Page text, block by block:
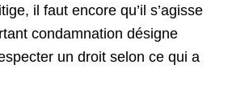
il faut encore qu’il s’agisse
condamnation désigne
un droit selon ce qui a